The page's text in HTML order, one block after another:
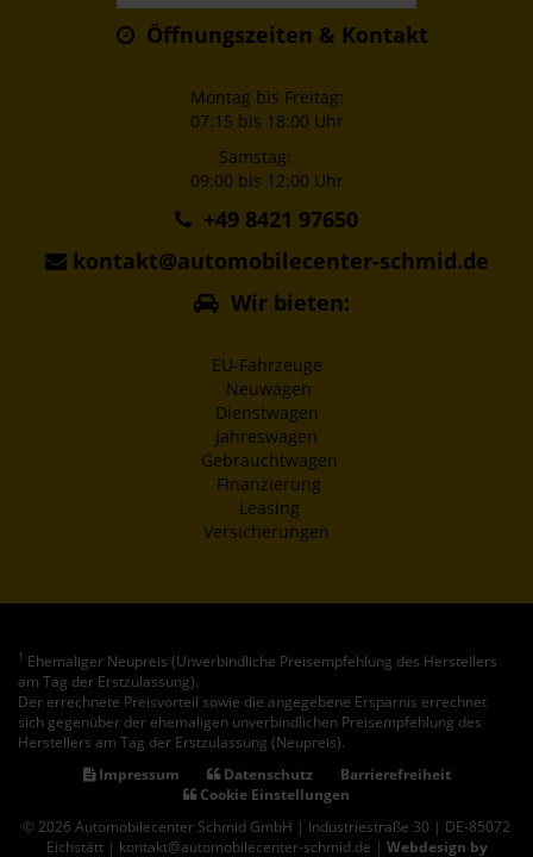
Öffnungszeiten & Kontakt
Montag bis Freitag:
07:15 bis 18:00 Uhr
Samstag:
09:00 bis 12:00 Uhr
+49 8421 97650
kontakt@automobilecenter-schmid.de
Wir bieten:
EU-Fahrzeuge
Neuwagen
Dienstwagen
Jahreswagen
Gebrauchtwagen
Finanzierung
Leasing
Versicherungen
1 Ehemaliger Neupreis (Unverbindliche Preisempfehlung des Herstellers
am Tag der Erstzulassung).
Der errechnete Preisvorteil sowie die angegebene Ersparnis errechnet
sich gegenüber der ehemaligen unverbindlichen Preisempfehlung des
Herstellers am Tag der Erstzulassung (Neupreis).
Impressum
Datenschutz
Barrierefreiheit
Cookie Einstellungen
© 2026 Automobilecenter Schmid GmbH | Industriestraße 30 | DE-85072
Eichstätt | kontakt@automobilecenter-schmid.de | Webdesign by